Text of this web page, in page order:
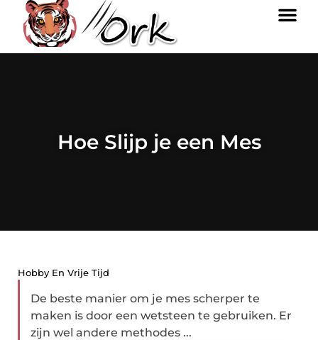
Hoe Slijp je een Mes
Hobby En Vrije Tijd
De beste manier om je mes scherper te
maken is door een wetsteen te gebruiken. Er
zijn wel andere methodes ...